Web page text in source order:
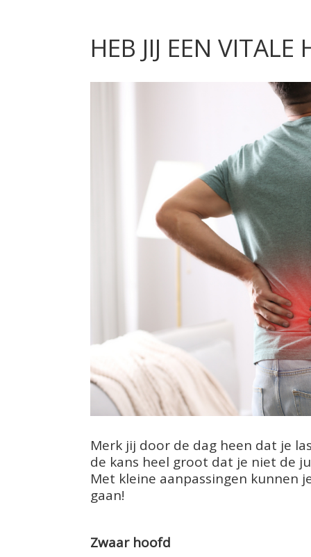
HEB JIJ EEN
Merk jij door de dag heen dat je
de kans heel groot dat je niet de
Met kleine aanpassingen kunnen
gaan!
Zwaar hoofd